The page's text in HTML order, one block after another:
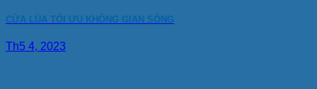
CỬA LÙA TỐI ƯU KHÔNG GIAN SỐNG
Th5 4, 2023